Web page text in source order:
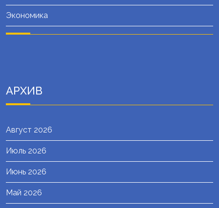
Экономика
АРХИВ
Август 2026
Июль 2026
Июнь 2026
Май 2026